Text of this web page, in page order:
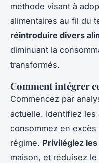
méthode visant à
alimentaires au fil du
réintroduire divers
diminuant la
transformés.
Comment intégrer
Commencez par
actuelle. Identifiez les
consommez en
régime. Privilégiez
maison, et réduisez